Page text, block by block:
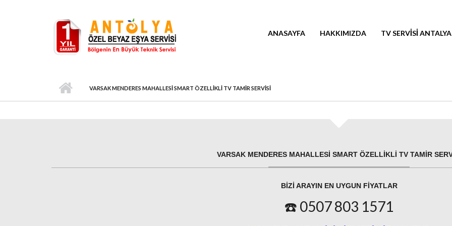
ANASAYFA HAKKIMIZDA TV SERVISI ANTALYA
VARSAK MENDERES MAHALLESI SMART ÖZELLIKLI TV TAMIR SERVISI
VARSAK MENDERES MAHALLESI SMART ÖZELLIKLI TV TAMIR
BIZI ARAYIN EN UYGUN FIYATLAR
☎️ 0507 803 1571